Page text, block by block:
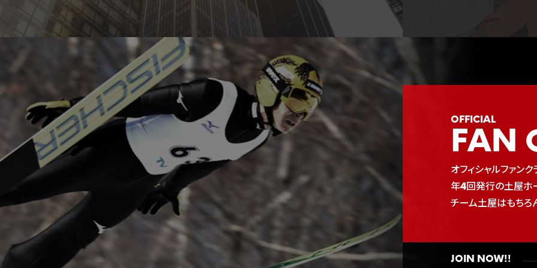
FAN
オフィシャルファン
年4回発行の土屋ホ
チーム土屋はもちろ
JOIN NOW!!